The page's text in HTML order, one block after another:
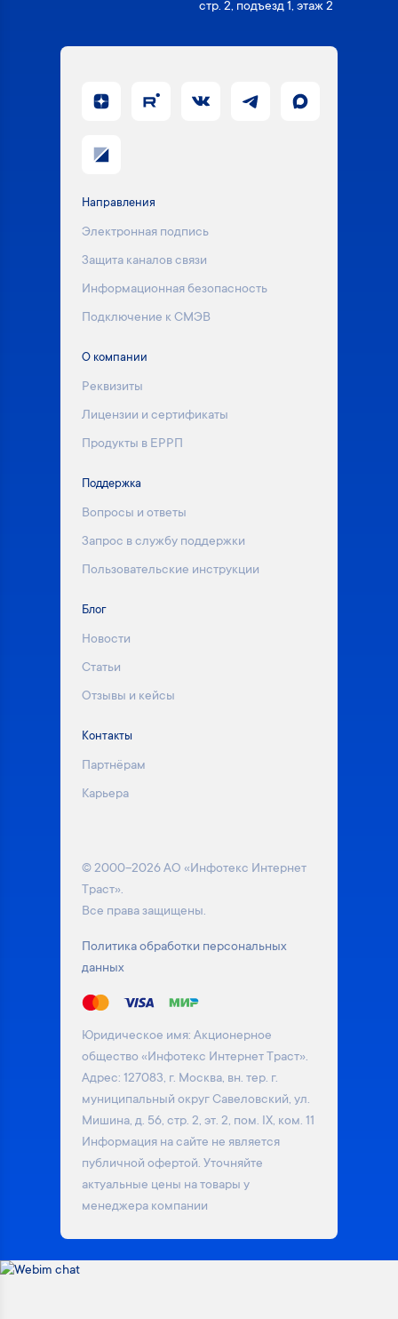
стр. 2, подъезд 1, этаж 2
Направления
Электронная подпись
Защита каналов связи
Информационная безопасность
Подключение к СМЭВ
О компании
Реквизиты
Лицензии и сертификаты
Продукты в ЕРРП
Поддержка
Вопросы и ответы
Запрос в службу поддержки
Пользовательские инструкции
Блог
Новости
Статьи
Отзывы и кейсы
Контакты
Партнёрам
Карьера
© 2000–2026 АО «Инфотекс Интернет
Траст».
Все права защищены.
Политика обработки персональных
данных
Юридическое имя: Акционерное
общество «Инфотекс Интернет Траст».
Адрес: 127083, г. Москва, вн. тер. г.
муниципальный округ Савеловский, ул.
Мишина, д. 56, стр. 2, эт. 2, пом. IX, ком. 11
Информация на сайте не является
публичной офертой. Уточняйте
актуальные цены на товары у
менеджера компании